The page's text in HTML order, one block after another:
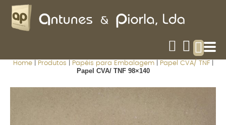
Home| Produtos Papéis para Embalagem| Papel CVA/ TNF|
Papel CVA/ TNF 98×140